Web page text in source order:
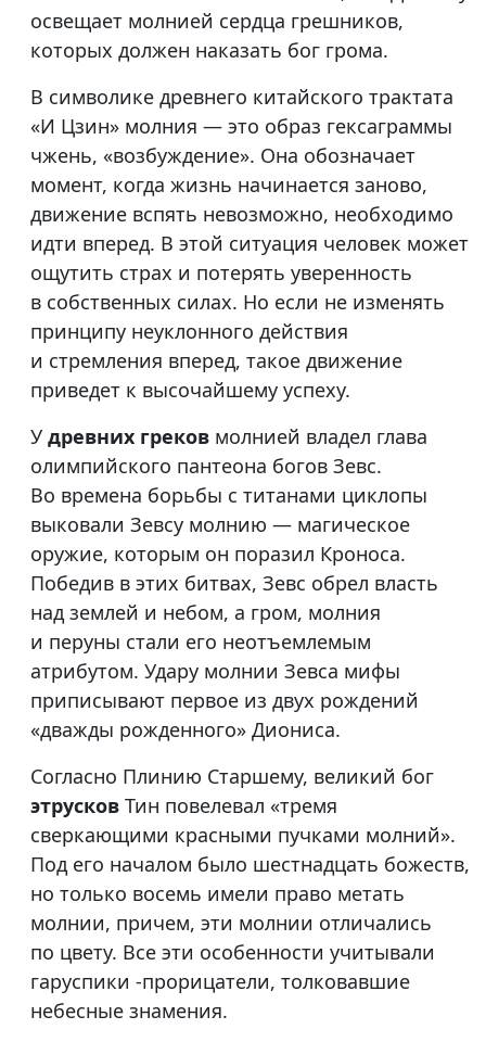
освещает молнией сердца грешников,
которых должен наказать бог грома.
В символике древнего китайского трактата
«И Цзин» молния — это образ гексаграммы
чжень, «возбуждение». Она обозначает
момент, когда жизнь начинается заново,
движение вспять невозможно, необходимо
идти вперед. В этой ситуация человек может
ощутить страх и потерять уверенность
в собственных силах. Но если не изменять
принципу неуклонного действия
и стремления вперед, такое движение
приведет к высочайшему успеху.
У древних греков молнией владел глава
олимпийского пантеона богов Зевс.
Во времена борьбы с титанами циклопы
выковали Зевсу молнию — магическое
оружие, которым он поразил Кроноса.
Победив в этих битвах, Зевс обрел власть
над землей и небом, а гром, молния
и перуны стали его неотъемлемым
атрибутом. Удару молнии Зевса мифы
приписывают первое из двух рождений
«дважды рожденного» Диониса.
Согласно Плинию Старшему, великий бог
этрусков Тин повелевал «тремя
сверкающими красными пучками молний».
Под его началом было шестнадцать божеств,
но только восемь имели право метать
молнии, причем, эти молнии отличались
по цвету. Все эти особенности учитывали
гаруспики -прорицатели, толковавшие
небесные знамения.